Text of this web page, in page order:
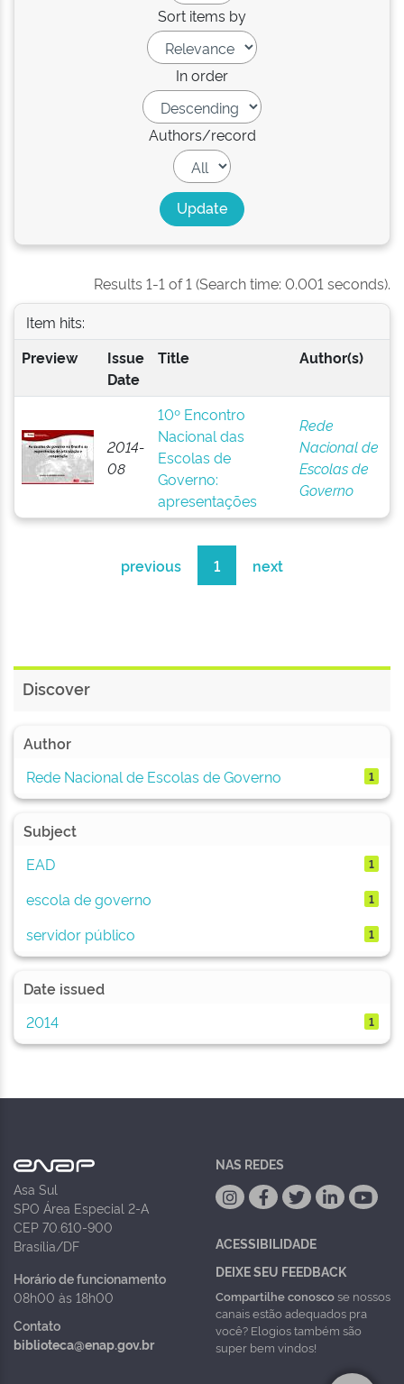
Sort items by
In order
Authors/record
Results 1-1 of 1 (Search time: 0.001 seconds).
Item hits:
Preview
Issue
Date
Title Author(s)
2014-
08
10º Encontro
Nacional das
Escolas de
Governo:
apresentações
Rede
Nacional de
Escolas de
Governo
previous 1 next
Discover
Author
Rede Nacional de Escolas de Governo
1
Subject
EAD
1
escola de governo 1
servidor público 1
Date issued
2014
1
Asa Sul
SPO Área Especial 2-A
CEP 70.610-900
Brasília/DF
Horário de funcionamento
08h00 às 18h00
Contato
biblioteca@enap.gov.br
NAS REDES
ACESSIBILIDADE
DEIXE SEU FEEDBACK
Compartilhe conoscose nossos
canais estão adequados pra
você? Elogios também são
super bem vindos!